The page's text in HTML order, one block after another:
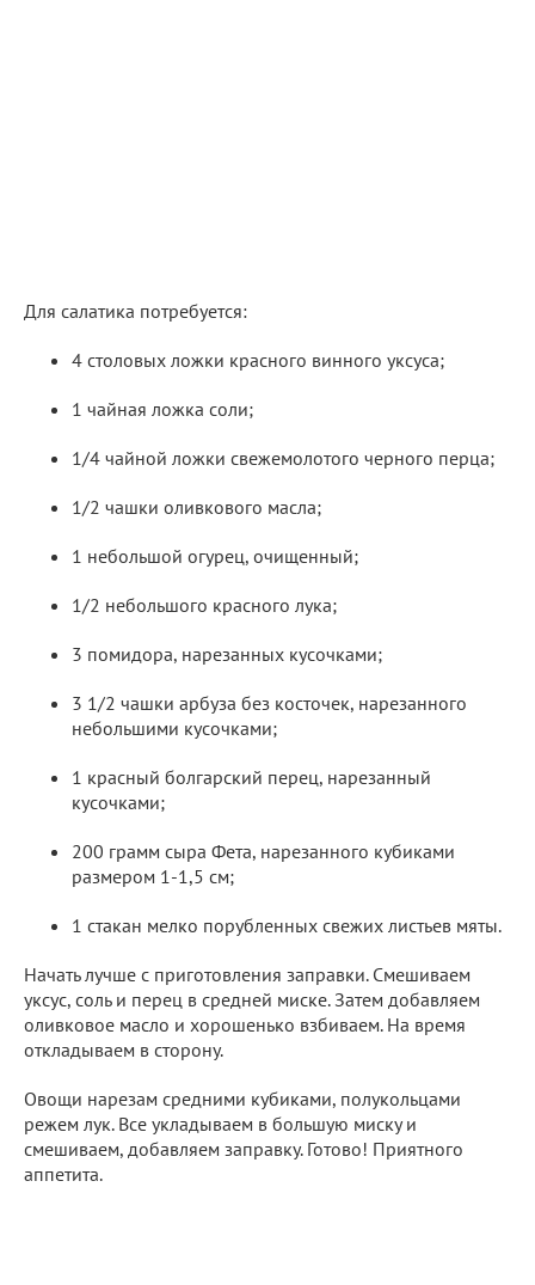
Для салатика потребуется:
4 столовых ложки красного винного уксуса;
1 чайная ложка соли;
1/4 чайной ложки свежемолотого черного перца;
1/2 чашки оливкового масла;
1 небольшой огурец, очищенный;
1/2 небольшого красного лука;
3 помидора, нарезанных кусочками;
3 1/2 чашки арбуза без косточек, нарезанного
небольшими кусочками;
1 красный болгарский перец, нарезанный
кусочками;
200 грамм сыра Фета, нарезанного кубиками
размером 1-1,5 см;
1 стакан мелко порубленных свежих листьев мяты.
Начать лучше с приготовления заправки. Смешиваем
уксус, соль и перец в средней миске. Затем добавляем
оливковое масло и хорошенько взбиваем. На время
откладываем в сторону.
Овощи нарезам средними кубиками, полукольцами
режем лук. Все укладываем в большую миску и
смешиваем, добавляем заправку. Готово! Приятного
аппетита.